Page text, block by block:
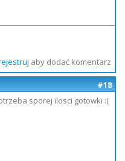
aby dodać komentarz
#18
sporej ilosci gotowki :(